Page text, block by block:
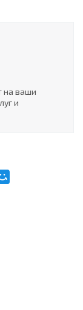
на ваши
и